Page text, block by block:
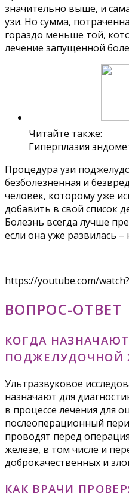
значительно выше, и
узи. Но сумма,
гораздо меньше той,
лечение запущенной
Читайте также:
Гиперплазия
Процедура узи
безболезненная и
человек, которому уже
добавить в свой список
Болезнь всегда лучше
если она уже развилась –
https://youtube.com/
ВОПРОС-ОТВЕТ
КОГДА
ПОДЖЕЛУДОЧНОЙ
Ультразвуковое
назначают для
в процессе лечения для
послеоперационный
проводят перед
железе, в том числе и
доброкачественных и
КАК ВРАЧИ